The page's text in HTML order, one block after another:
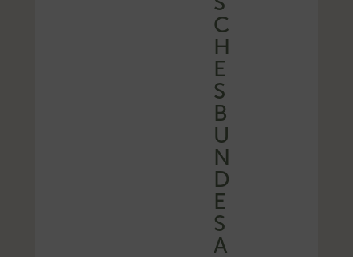
C
H
E
S
B
U
N
D
E
S
A